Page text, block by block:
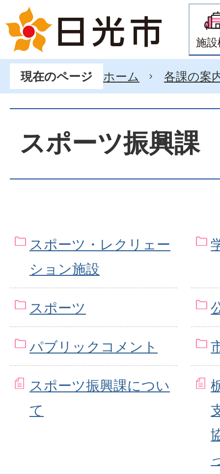
施
現在のページ ホーム 各課の案
スポーツ振興課
スポーツ・レクリェー
ション施設
スポーツ
パブリックコメント
スポーツ振興課につい
て